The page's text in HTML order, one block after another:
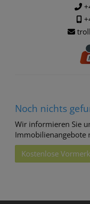
Noch nichts
Wir informieren Sie
Immobilienangebote
Kostenlose